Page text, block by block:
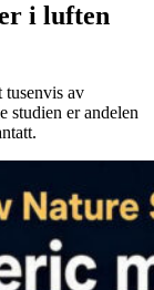
i luften
tusenvis av
studien er andelen